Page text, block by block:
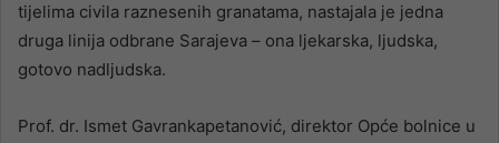
tijelima civila raznesenih granatama, nastajala je jedna
druga linija odbrane Sarajeva – ona ljekarska, ljudska,
gotovo nadljudska.
Prof. dr. Ismet Gavrankapetanović, direktor Opće bolnice u